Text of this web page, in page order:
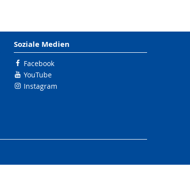
Soziale Medien
Facebook
YouTube
Instagram